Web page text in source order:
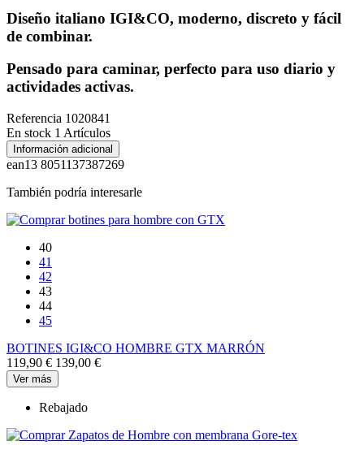
Diseño italiano IGI&CO, moderno, discreto y fácil
de combinar.
Pensado para caminar, perfecto para uso diario y
actividades activas.
Referencia 1020841
En stock 1 Artículos
Información adicional
ean13 8051137387269
También podría interesarle
40
41
42
43
44
45
BOTINES IGI&CO HOMBRE GTX MARRÓN
119,90 € 139,00 €
Ver más
Rebajado